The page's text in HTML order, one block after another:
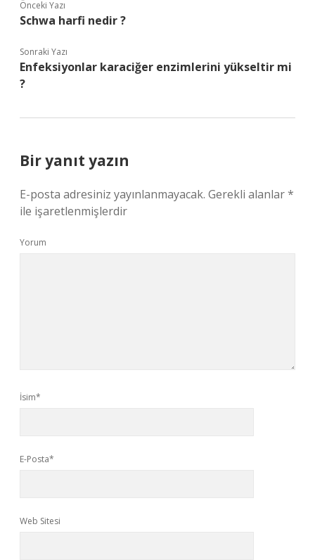
Önceki Yazı
Schwa harfi nedir ?
Sonraki Yazı
Enfeksiyonlar karaciğer enzimlerini yükseltir mi
?
Bir yanıt yazın
E-posta adresiniz yayınlanmayacak. Gerekli alanlar*
ile işaretlenmişlerdir
Yorum
İsim*
E-Posta*
Web Sitesi